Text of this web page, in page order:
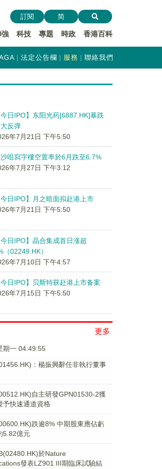
強 科技 專題 時政 香港百科
訂閱 简
法定公告欄 服務 聯絡我們
今日IPO】东阳光药[6887.HK]暴跌
反弹
年7月21日 下午5:50
咀寫字樓空置率於6月跌至6.7%
年7月27日 下午3:12
今日IPO】月之暗面拟赴港上市
年7月21日 下午5:50
今日IPO】晶合集成首日涨超
（02249.HK）
年7月10日 下午4:57
今日IPO】贝斯特获赴港上市备案
年7月15日 下午5:50
更多
期一 04:49:56
：楊振興辭任非執行董事
自主研發GPN01530-2獲
予快速通道資格
跌逾8% 中期股東應佔虧
5.82億元
於Nature
發表LZ901 III期臨床試驗結